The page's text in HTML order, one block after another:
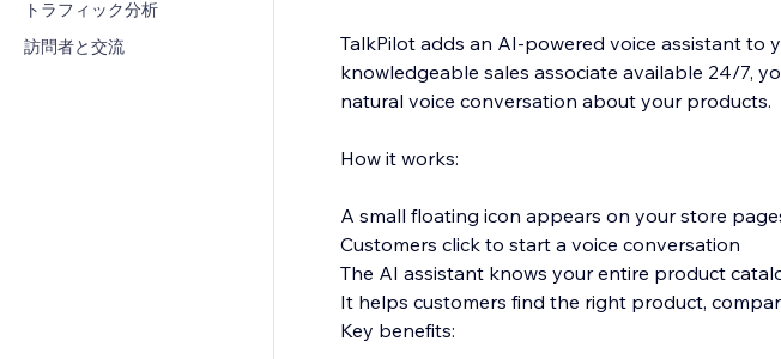
トラフィック分析
訪問者と交流
TalkPilot adds an AI-powered voice assistant to
knowledgeable sales associate available 24/7,
natural voice conversation about your products.
How it works:
A small floating icon appears on your store
Customers click to start a voice conversation
The AI assistant knows your entire product
It helps customers find the right product,
Key benefits: